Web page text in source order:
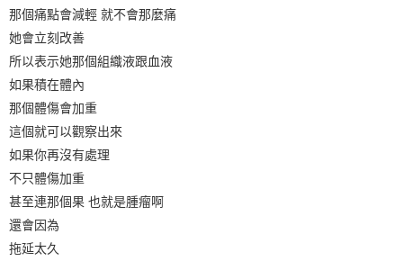
那個痛點會減輕 就不會那麼痛
她會立刻改善
所以表示她那個組織液跟血液
如果積在體內
那個體傷會加重
這個就可以觀察出來
如果你再沒有處理
不只體傷加重
甚至連那個果 也就是腫瘤啊
還會因為
拖延太久